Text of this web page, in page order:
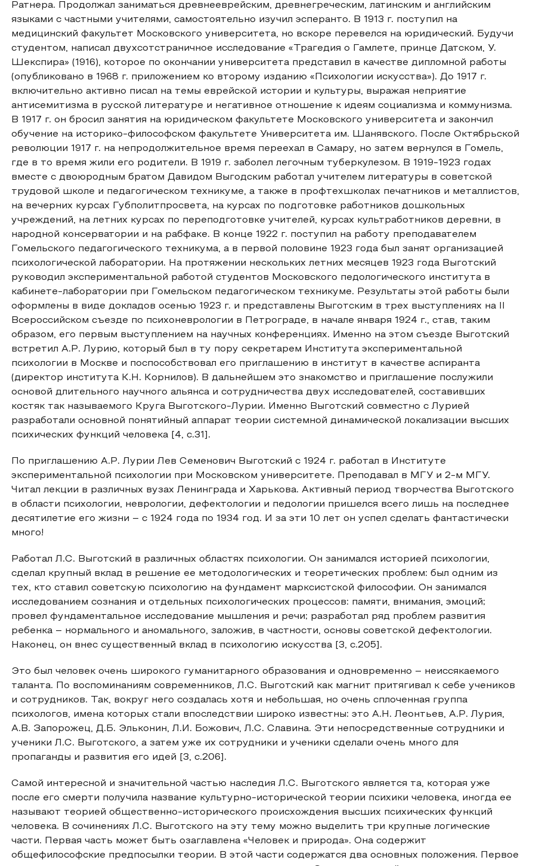
Ратнера. Продолжал заниматься древнееврейским, древнегреческим, латинским и английским
языками с частными учителями, самостоятельно изучил эсперанто. В 1913 г. поступил на
медицинский факультет Московского университета, но вскоре перевелся на юридический. Будучи
студентом, написал двухсотстраничное исследование «Трагедия о Гамлете, принце Датском, У.
Шекспира» (1916), которое по окончании университета представил в качестве дипломной работы
(опубликовано в 1968 г. приложением ко второму изданию «Психологии искусства»). До 1917 г.
включительно активно писал на темы еврейской истории и культуры, выражая неприятие
антисемитизма в русской литературе и негативное отношение к идеям социализма и коммунизма.
В 1917 г. он бросил занятия на юридическом факультете Московского университета и закончил
обучение на историко-философском факультете Университета им. Шанявского. После Октябрьской
революции 1917 г. на непродолжительное время переехал в Самару, но затем вернулся в Гомель,
где в то время жили его родители. В 1919 г. заболел легочным туберкулезом. В 1919-1923 годах
вместе с двоюродным братом Давидом Выгодским работал учителем литературы в советской
трудовой школе и педагогическом техникуме, а также в профтехшколах печатников и металлистов,
на вечерних курсах Губполитпросвета, на курсах по подготовке работников дошкольных
учреждений, на летних курсах по переподготовке учителей, курсах культработников деревни, в
народной консерватории и на рабфаке. В конце 1922 г. поступил на работу преподавателем
Гомельского педагогического техникума, а в первой половине 1923 года был занят организацией
психологической лаборатории. На протяжении нескольких летних месяцев 1923 года Выготский
руководил экспериментальной работой студентов Московского педологического института в
кабинете-лаборатории при Гомельском педагогическом техникуме. Результаты этой работы были
оформлены в виде докладов осенью 1923 г. и представлены Выготским в трех выступлениях на II
Всероссийском съезде по психоневрологии в Петрограде, в начале января 1924 г., став, таким
образом, его первым выступлением на научных конференциях. Именно на этом съезде Выготский
встретил А.Р. Лурию, который был в ту пору секретарем Института экспериментальной
психологии в Москве и поспособствовал его приглашению в институт в качестве аспиранта
(директор института К.Н. Корнилов). В дальнейшем это знакомство и приглашение послужили
основой длительного научного альянса и сотрудничества двух исследователей, составивших
костяк так называемого Круга Выготского-Лурии. Именно Выготский совместно с Лурией
разработали основной понятийный аппарат теории системной динамической локализации высших
психических функций человека [4, c.31].
По приглашению А.Р. Лурии Лев Семенович Выготский с 1924 г. работал в Институте
экспериментальной психологии при Московском университете. Преподавал в МГУ и 2-м МГУ.
Читал лекции в различных вузах Ленинграда и Харькова. Активный период творчества Выготского
в области психологии, неврологии, дефектологии и педологии пришелся всего лишь на последнее
десятилетие его жизни – с 1924 года по 1934 год. И за эти 10 лет он успел сделать фантастически
много!
Работал Л.С. Выготский в различных областях психологии. Он занимался историей психологии,
сделал крупный вклад в решение ее методологических и теоретических проблем: был одним из
тех, кто ставил советскую психологию на фундамент марксистской философии. Он занимался
исследованием сознания и отдельных психологических процессов: памяти, внимания, эмоций;
провел фундаментальное исследование мышления и речи; разработал ряд проблем развития
ребенка – нормального и аномального, заложив, в частности, основы советской дефектологии.
Наконец, он внес существенный вклад в психологию искусства [3, c.205].
Это был человек очень широкого гуманитарного образования и одновременно – неиссякаемого
таланта. По воспоминаниям современников, Л.С. Выготский как магнит притягивал к себе учеников
и сотрудников. Так, вокруг него создалась хотя и небольшая, но очень сплоченная группа
психологов, имена которых стали впоследствии широко известны: это А.Н. Леонтьев, А.Р. Лурия,
А.В. Запорожец, Д.Б. Эльконин, Л.И. Божович, Л.С. Славина. Эти непосредственные сотрудники и
ученики Л.С. Выготского, а затем уже их сотрудники и ученики сделали очень много для
пропаганды и развития его идей [3, c.206].
Самой интересной и значительной частью наследия Л.С. Выготского является та, которая уже
после его смерти получила название культурно-исторической теории психики человека, иногда ее
называют теорией общественно-исторического происхождения высших психических функций
человека. В сочинениях Л.С. Выготского на эту тему можно выделить три крупные логические
части. Первая часть может быть озаглавлена «Человек и природа». Она содержит
общефилософские предпосылки теории. В этой части содержатся два основных положения. Первое